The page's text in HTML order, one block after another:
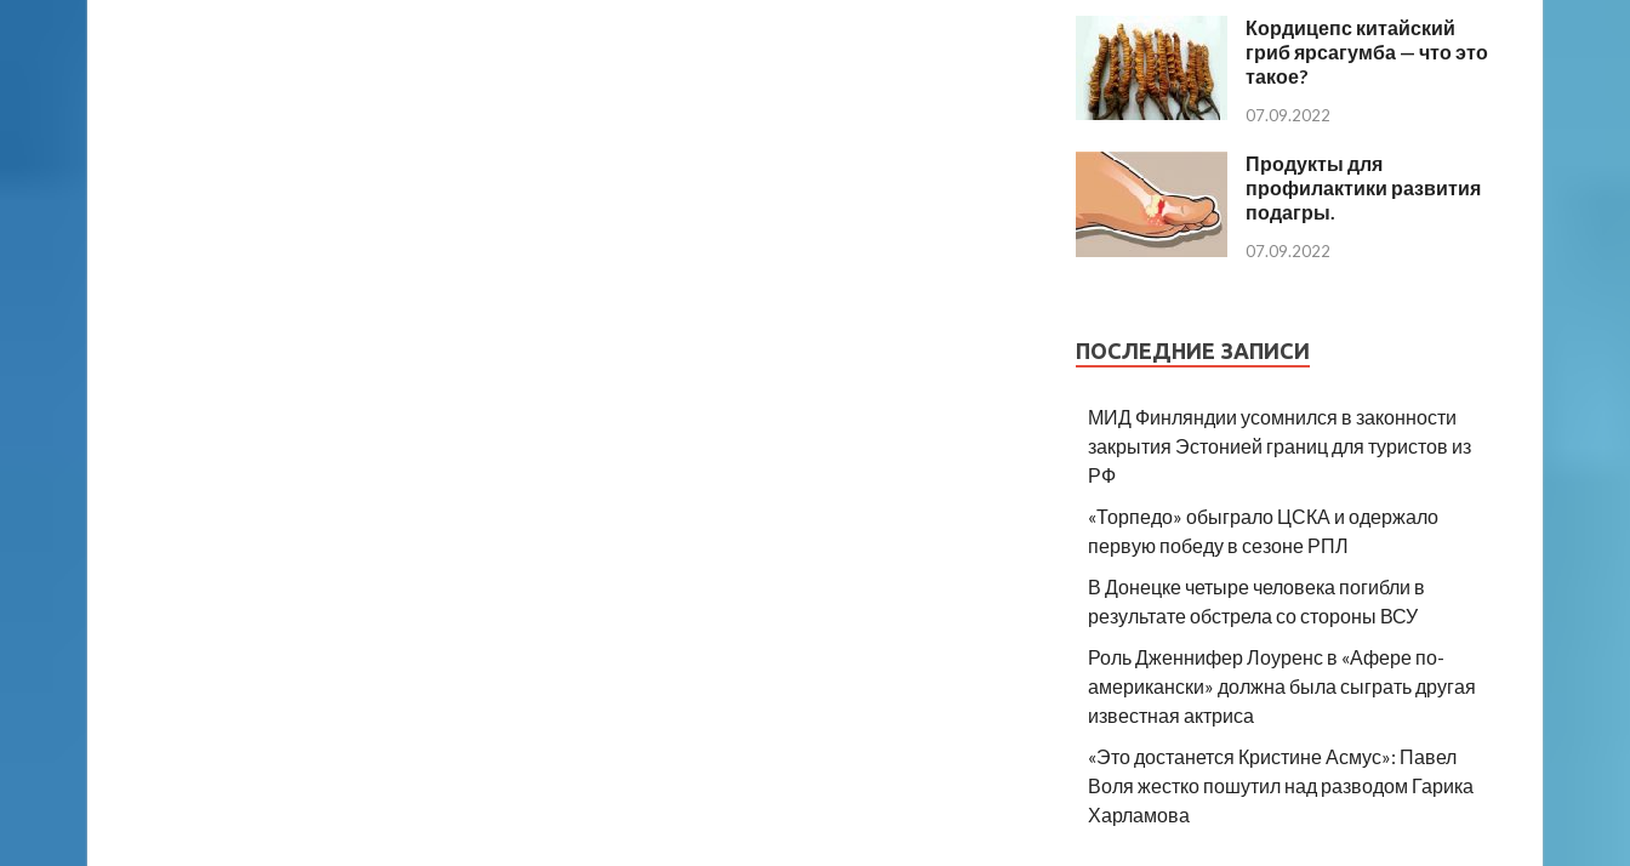
Кордицепс китайский
гриб ярсагумба — что это
такое?
07.09.2022
Продукты для
профилактики развития
подагры.
07.09.2022
ПОСЛЕДНИЕ ЗАПИСИ
МИД Финляндии усомнился в законности
закрытия Эстонией границ для туристов из
РФ
«Торпедо» обыграло ЦСКА и одержало
первую победу в сезоне РПЛ
В Донецке четыре человека погибли в
результате обстрела со стороны ВСУ
Роль Дженнифер Лоуренс в «Афере по-
американски» должна была сыграть другая
известная актриса
«Это достанется Кристине Асмус»: Павел
Воля жестко пошутил над разводом Гарика
Харламова